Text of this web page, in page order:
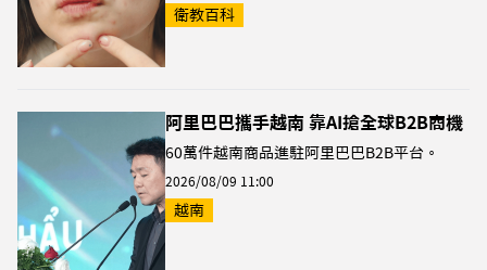
衛教百科
阿里巴巴攜手越南 靠AI搶全球B2B商機
60萬件越南商品進駐阿里巴巴B2B平台。
2026/08/09 11:00
越南